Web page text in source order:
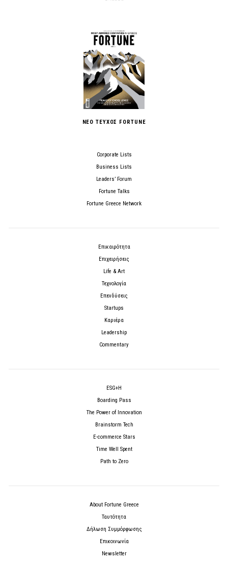
ΝΕΟ ΤΕΥΧΟΣ FORTUNE
Corporate Lists
Business Lists
Leaders’ Forum
Fortune Talks
Fortune Greece Network
Επικαιρότητα
Επιχειρήσεις
Life & Art
Τεχνολογία
Επενδύσεις
Startups
Καριέρα
Leadership
Commentary
ESG+H
Boarding Pass
The Power of Innovation
Brainstorm Tech
E-commerce Stars
Time Well Spent
Path to Zero
About Fortune Greece
Ταυτότητα
Δήλωση Συμμόρφωσης
Επικοινωνία
Newsletter